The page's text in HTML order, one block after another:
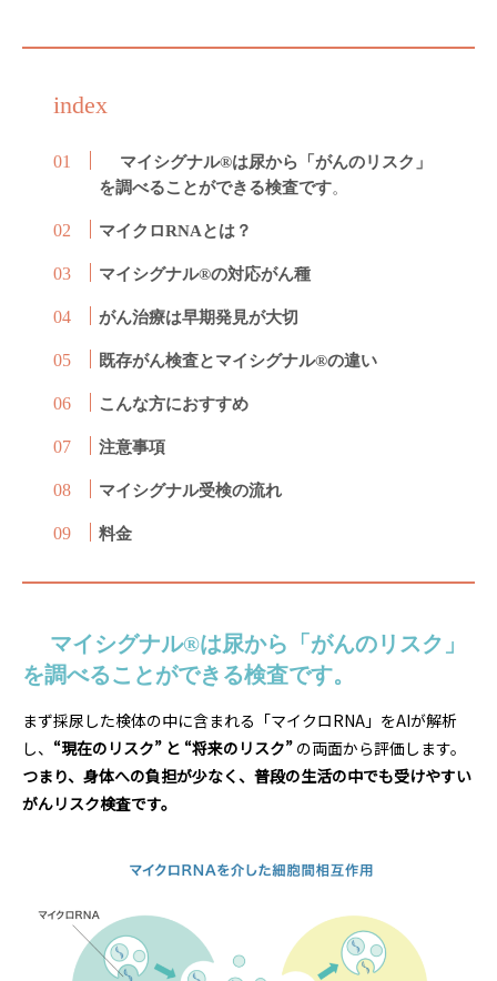
index
マイシグナル®は尿から「がんのリスク」
を調べることができる検査です。
マイクロRNAとは？
マイシグナル®の対応がん種
がん治療は早期発見が大切
既存がん検査とマイシグナル®の違い
こんな方におすすめ
注意事項
マイシグナル受検の流れ
料金
マイシグナル®は尿から「がんのリスク」
を調べることができる検査です。
まず採尿した検体の中に含まれる「マイクロRNA」をAIが解析
し、 “現在のリスク” と “将来のリスク” の両面から評価します。
つまり、身体への負担が少なく、普段の生活の中でも受けやすい
がんリスク検査です。